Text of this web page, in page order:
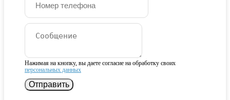
Нажимая на кнопку, вы даете согласие на обработку своих
персональных данных
Отправить